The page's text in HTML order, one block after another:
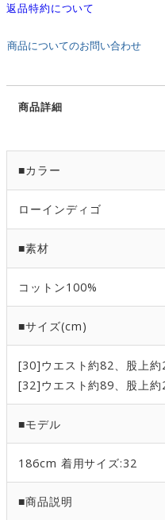
返品特約について
商品についてのお問い合わせ
商品詳細
■カラー
ローインディゴ
■素材
コットン100%
■サイズ(cm)
[30]ウエスト約82、股上
[32]ウエスト約89、股上
■モデル
186cm 着用サイズ:32
■商品説明